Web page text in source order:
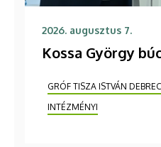
2026. augusztus 7.
Kossa György
GRÓF TISZA ISTVÁN
INTÉZMÉNYI